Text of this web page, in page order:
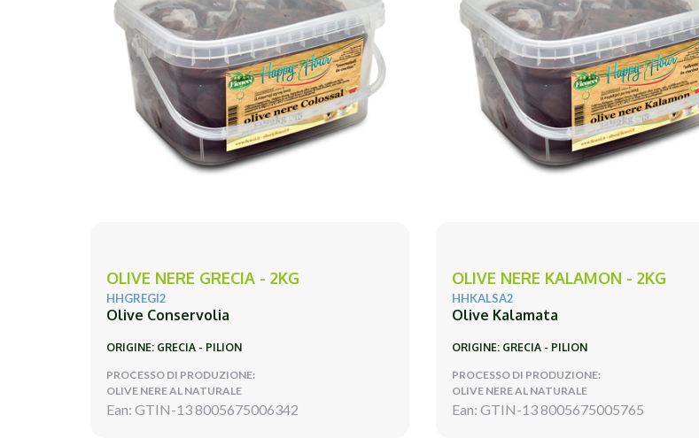
OLIVE NERE GRECIA - 2KG
HHGREGI2
Olive Conservolia
ORIGINE: GRECIA - PILION
PROCESSO DI PRODUZIONE:
OLIVE NERE AL NATURALE
Ean: GTIN-13 8005675006342
OLIVE NERE KALAMON - 2KG
HHKALSA2
Olive Kalamata
ORIGINE: GRECIA - PILION
PROCESSO DI PRODUZIONE:
OLIVE NERE AL NATURALE
Ean: GTIN-13 8005675005765